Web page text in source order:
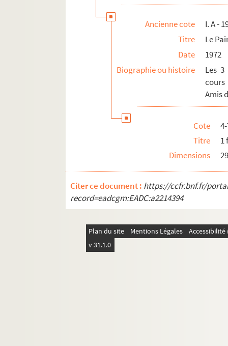
Ancienne cote
I. A -
Titre
Le
Date
1972
Biographie ou histoire
Les
cours
Amis
Cote
Titre
1
Dimensions
Citer ce document : https://ccfr.bnf.fr/
record=eadcgm:EADC:a2214394
Plan du site Mentions Légales
v 31.1.0